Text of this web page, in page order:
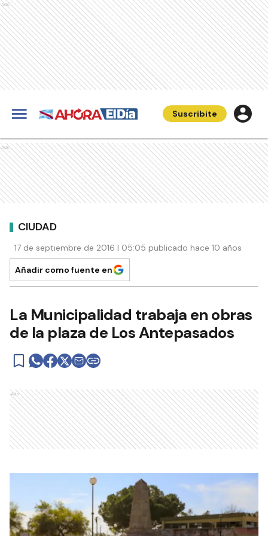
Ads
Suscribite
Ads
CIUDAD
17 de septiembre de 2016 | 05:05 publicado hace 10 años
Añadir como fuente en
La Municipalidad trabaja en obras
de la plaza de Los Antepasados
Ads